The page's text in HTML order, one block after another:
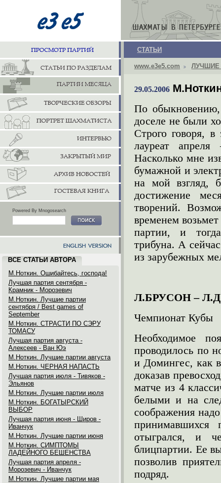
Powered By Mnogosearch
ВСЕ СТАТЬИ АВТОРА
М.Ноткин. Ошибайтесь, господа!
Лучшая партия сентября -
Крамник - Морозевич
М.Ноткин. Лучшие партии
сентября / Best games of
September
М.Ноткин. СТРАСТИ ПО СЭРУ
ТОМАСУ
Лучшая партия августа -
Алексеев - Ван Юэ
М.Ноткин. Лучшие партии августа
М.Ноткин. ЧЕРНАЯ НАПАСТЬ
Лучшая партия июля - Тивяков -
Эльянов
М.Ноткин. Лучшие партии июля
М.Ноткин. БОГАТЫРСКИЙ
ВЫБОР
Лучшая партия июня - Широв -
Иванчук
М.Ноткин. Лучшие партии июня
М.Ноткин. СИМПТОМЫ
ЛАДЕЙНОГО БЕШЕНСТВА
Лучшая партия апреля -
Морозевич - Иванчук
М.Ноткин. Лучшие партии мая
СТАТЬИ
www.e3e5.com ЛУЧШИЕ
29.05.2006
По обыкновению,
доселе не были
Строго говоря,
лауреат
Насколько мне
бумажной и
на мой взгляд,
достижение
творений.
временем возьмет
партии, и
трибуна. А
из зарубежных
Л.БРУСОН –
Чемпионат Кубы
Необходимое
проводилось по
и Домингес, как
доказав
матче из 4
белыми и на
соображения
принимавшихся
отыгрался, и
блицпартии. Ее
позволив
подряд.